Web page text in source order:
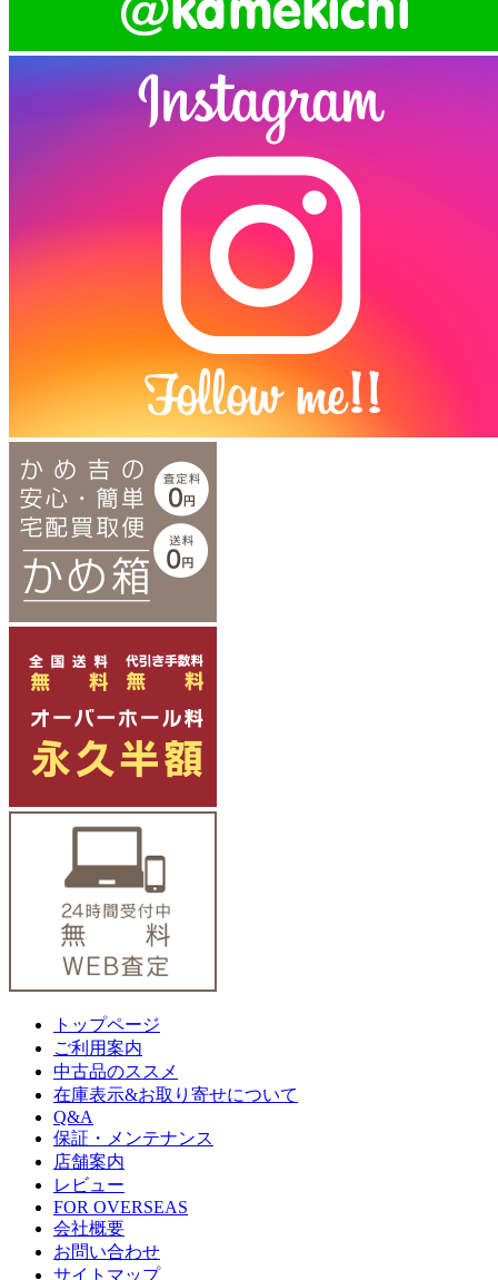
トップページ
ご利用案内
中古品のススメ
在庫表示&お取り寄せについて
Q&A
保証・メンテナンス
店舗案内
レビュー
FOR OVERSEAS
会社概要
お問い合わせ
サイトマップ